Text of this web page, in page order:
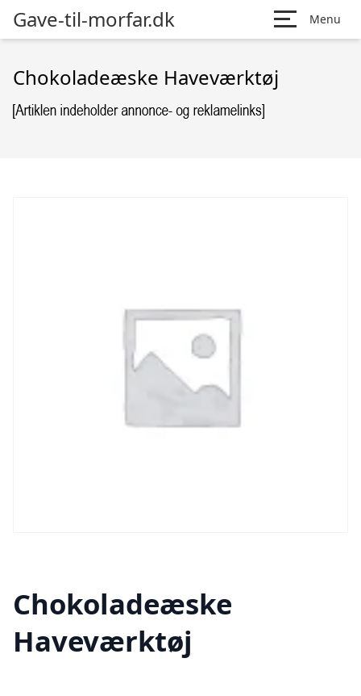
Gave-til-morfar.dk Menu
Chokoladeæske Haveværktøj
Chokoladeæske
Haveværktøj